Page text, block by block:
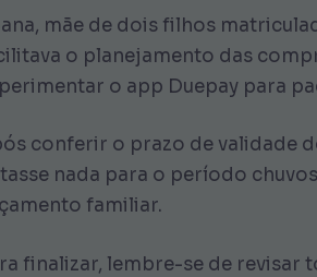
mãe de dois filhos
o planejamento das
o app Duepay para
conferir o prazo de validade
nada para o período
familiar.
finalizar, lembre-se de revisar